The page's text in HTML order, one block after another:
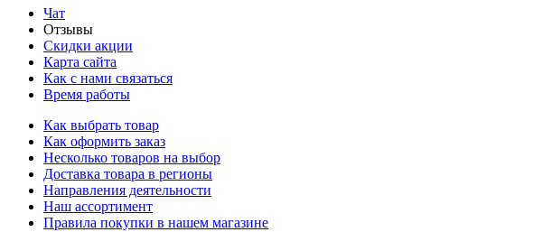
Чат
Отзывы
Скидки акции
Карта сайта
Как с нами связаться
Время работы
Как выбрать товар
Как оформить заказ
Несколько товаров на выбор
Доставка товара в регионы
Направления деятельности
Наш ассортимент
Правила покупки в нашем магазине